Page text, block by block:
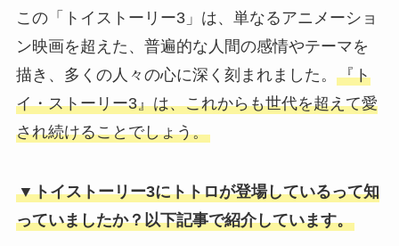
この「トイストーリー3」は、単なるアニメーショ
ン映画を超えた、普遍的な人間の感情やテーマを
描き、多くの人々の心に深く刻まれました。 『ト
イ・ストーリー3』は、これからも世代を超えて愛
され続けることでしょう。
▼トイストーリー3にトトロが登場しているって知
っていましたか？以下記事で紹介しています。